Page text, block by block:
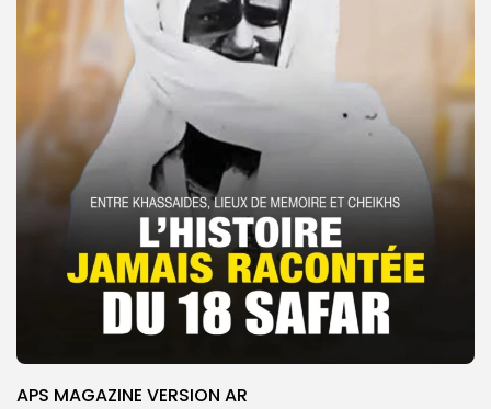
APS MAGAZINE VERSION AR